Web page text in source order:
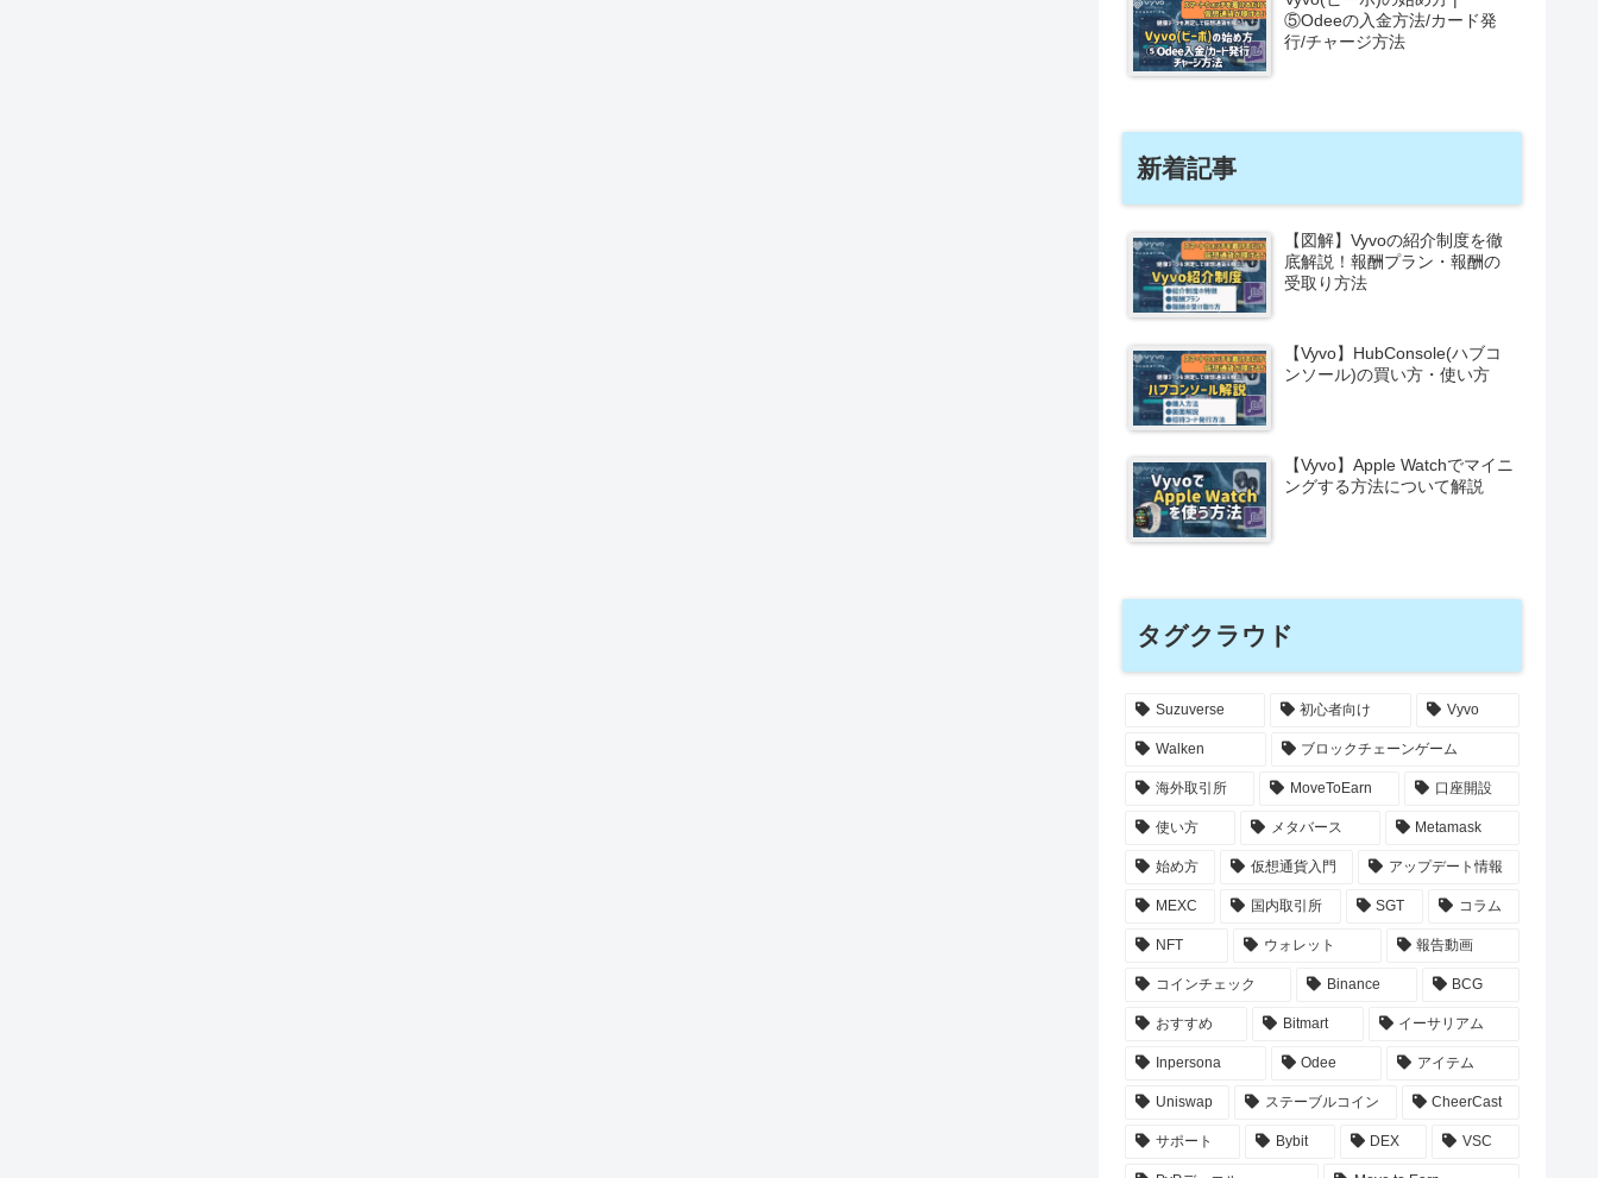
⑤Odeeの入金方法/カード発
行/チャージ方法
新着記事
【図解】Vyvoの紹介制度を徹
底解説！報酬プラン・報酬の
受取り方法
【Vyvo】HubConsole(ハブコ
ンソール)の買い方・使い方
【Vyvo】Apple Watchでマイニ
ングする方法について解説
タグクラウド
Suzuverse 初心者向け Vyvo
Walken ブロックチェーンゲーム
海外取引所 MoveToEarn 口座開設
使い方 メタバース Metamask
始め方 仮想通貨入門 アップデート情報
MEXC 国内取引所 SGT コラム
NFT ウォレット 報告動画
コインチェック Binance BCG
おすすめ Bitmart イーサリアム
Inpersona Odee アイテム
Uniswap ステーブルコイン CheerCast
サポート Bybit DEX VSC